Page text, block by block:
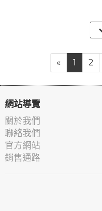
« 1 2
網站導覽
關於我們
聯絡我們
官方網站
銷售通路